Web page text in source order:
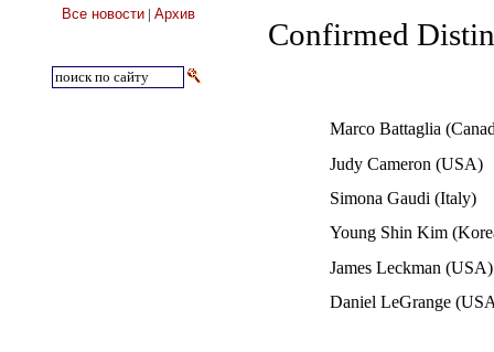
Все новости| Архив
Confirmed
Marco Battaglia
Judy Cameron (USA)
Simona Gaudi (Italy)
Young Shin Kim
James Leckman (USA)
Daniel LeGrange